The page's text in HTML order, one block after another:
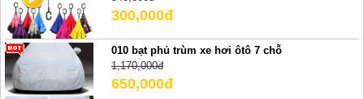
300,000đ
010 bạt phủ trùm xe hơi ôtô 7 chỗ
1,170,000đ
650,000đ